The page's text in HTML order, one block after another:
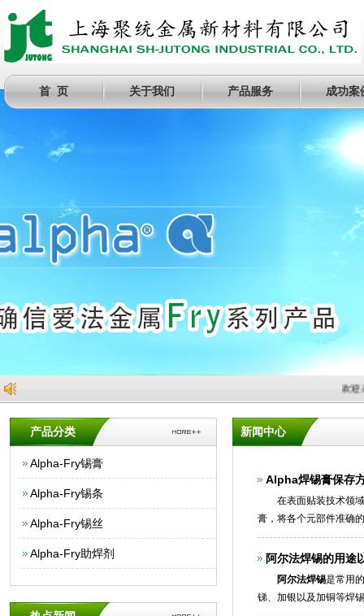
首 页 关于我们 产品服务 成功案
欢迎
产品分类
Alpha-Fry锡膏
Alpha-Fry锡条
Alpha-Fry锡丝
Alpha-Fry助焊剂
新闻中心
Alpha焊锡膏保存
在表面贴装技术领域
膏，将各个元部件准确
Alpha焊锡膏它是一种新
阿尔法焊锡的用途
阿尔法焊锡是常用
锑、加银以及加铜等焊